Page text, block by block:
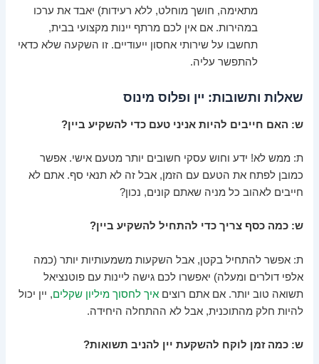
מתאימה, חושך מוחלט, ללא רעידות) יאבד את ערכו
במהירות. אם אין לכם מרתף יינות מקצועי בבית,
תחשבו על שירותי אחסון ייעודיים. זו השקעה שלא כדאי
להתפשר עליה.
שאלות ותשובות: יין ופלוס מינוס
ש: האם חייבים להיות אניני טעם כדי להשקיע ביין?
ת: ממש לא! ידע וחוש עסקי חשובים יותר מטעם אישי. אפשר
כמובן לפתח את הטעם עם הזמן, אבל זה לא תנאי סף. אתם לא
חייבים לאהוב כל מניה שאתם קונים, נכון?
ש: כמה כסף צריך כדי להתחיל להשקיע ביין?
ת: אפשר להתחיל בקטן, אבל השקעות משמעותיות יותר (כמה
אלפי דולרים ומעלה) יאפשרו לכם גישה ליינות עם פוטנציאל
תשואה טוב יותר. אם אתם רוציםאיך לחסוך מיליון שקלים, יין יכול
להיות חלק מהתוכנית, אבל לא ההתחלה היחידה.
ש: כמה זמן לוקח להשקעת יין להניב תשואות?